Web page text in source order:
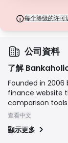
每个等级的许可
公司資料
了解
Founded in 2006
finance website
comparison
banking
accounts,
查看中文
顯示更多